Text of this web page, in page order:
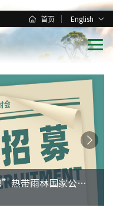
首页 English
志愿者招募｜2026年“雨林与您”热带雨林国家公园国际研讨会